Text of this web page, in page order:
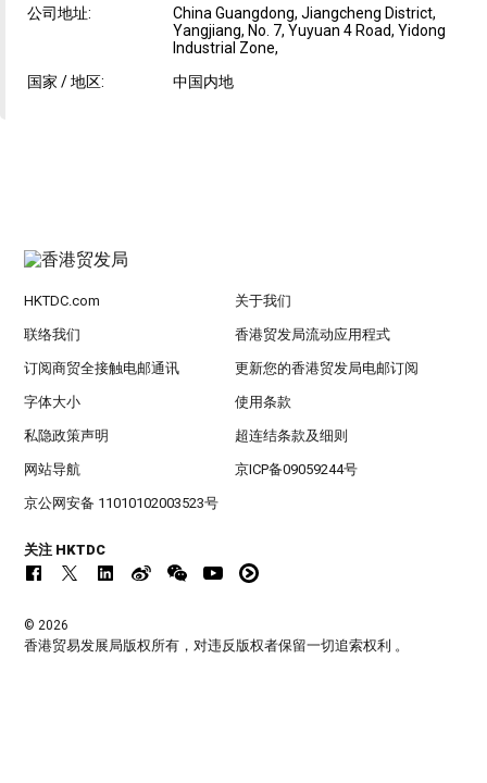
公司地址:
China Guangdong, Jiangcheng District,
Yangjiang, No. 7, Yuyuan 4 Road, Yidong
Industrial Zone,
国家 / 地区:
中国内地
HKTDC.com 关于我们
联络我们 香港贸发局流动应用程式
订阅商贸全接触电邮通讯 更新您的香港贸发局电邮订阅
字体大小 使用条款
私隐政策声明 超连结条款及细则
网站导航 京ICP备09059244号
京公网安备 11010102003523号
关注 HKTDC
© 2026
香港贸易发展局版权所有，对违反版权者保留一切追索权利 。